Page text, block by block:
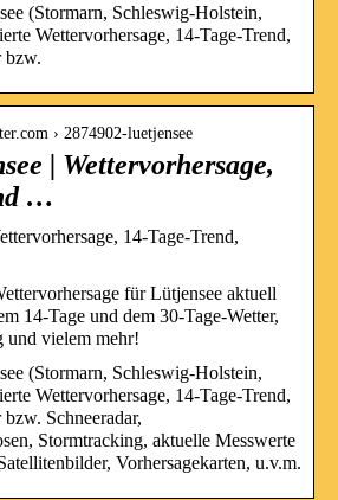
(Stormarn, Schleswig-Holstein,
Wettervorhersage, 14-Tage-Trend,
bzw.
› 2874902-luetjensee
| Wettervorhersage,
…
14-Tage-Trend,
für Lütjensee aktuell
14-Tage und dem 30-Tage-Wetter,
und vielem mehr!
(Stormarn, Schleswig-Holstein,
Wettervorhersage, 14-Tage-Trend,
Schneeradar,
Stormtracking, aktuelle Messwerte
Vorhersagekarten, u.v.m.